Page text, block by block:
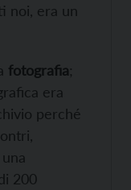
noi, era un
fotografia;
era
perché
200